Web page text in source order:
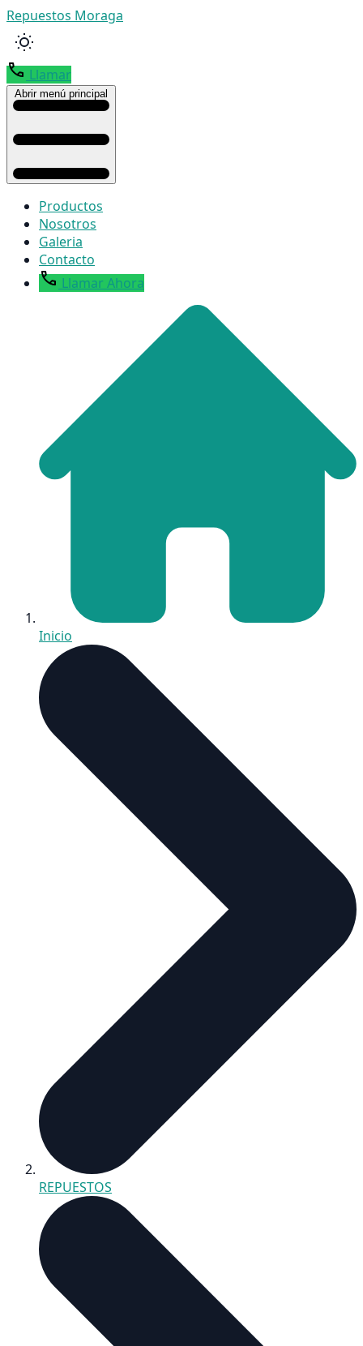
Repuestos Moraga
Llamar
Abrir menú principal
Productos
Nosotros
Galeria
Contacto
Llamar Ahora
Inicio
REPUESTOS